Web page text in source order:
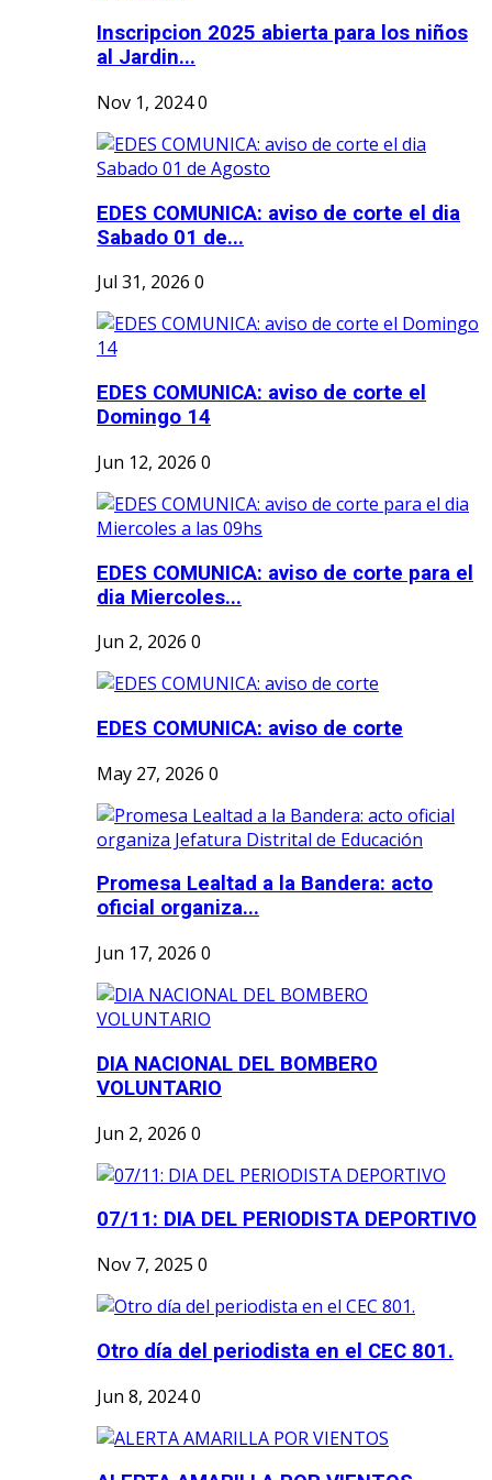
Inscripcion 2025 abierta para los niños
al Jardin...
Nov 1, 20240
EDES COMUNICA: aviso de corte el dia
Sabado 01 de...
Jul 31, 2026 0
EDES COMUNICA: aviso de corte el
Domingo 14
Jun 12, 2026 0
EDES COMUNICA: aviso de corte para el
dia Miercoles...
Jun 2, 2026 0
EDES COMUNICA: aviso de corte
May 27, 2026 0
Promesa Lealtad a la Bandera: acto
oficial organiza...
Jun 17, 2026 0
DIA NACIONAL DEL BOMBERO
VOLUNTARIO
Jun 2, 2026 0
07/11: DIA DEL PERIODISTA DEPORTIVO
Nov 7, 2025 0
Otro día del periodista en el CEC 801.
Jun 8, 20240